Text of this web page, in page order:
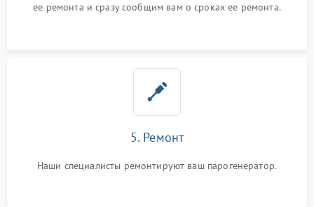
ее ремонта и сразу сообщим вам о сроках ее ремонта.
5. Ремонт
Наши специалисты ремонтируют ваш парогенератор.